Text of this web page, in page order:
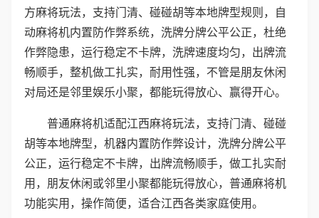
方麻将玩法，支持门清、碰碰胡等本地牌型规则，自
动麻将机内置防作弊系统，洗牌分牌公平公正，杜绝
作弊隐患，运行稳定不卡牌，洗牌速度均匀，出牌流
畅顺手，整机做工扎实，耐用性强，不管是朋友休闲
对局还是邻里娱乐小聚，都能玩得放心、赢得开心。
普通麻将机适配江西麻将玩法，支持门清、碰碰
胡等本地牌型，机器内置防作弊设计，洗牌分牌公平
公正，运行稳定不卡牌，出牌流畅顺手，做工扎实耐
用，朋友休闲或邻里小聚都能玩得放心，普通麻将机
功能实用，操作简便，适合江西各类家庭使用。